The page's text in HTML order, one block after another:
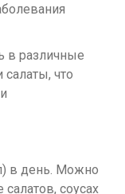
в различные
что
в день. Можно
соусах